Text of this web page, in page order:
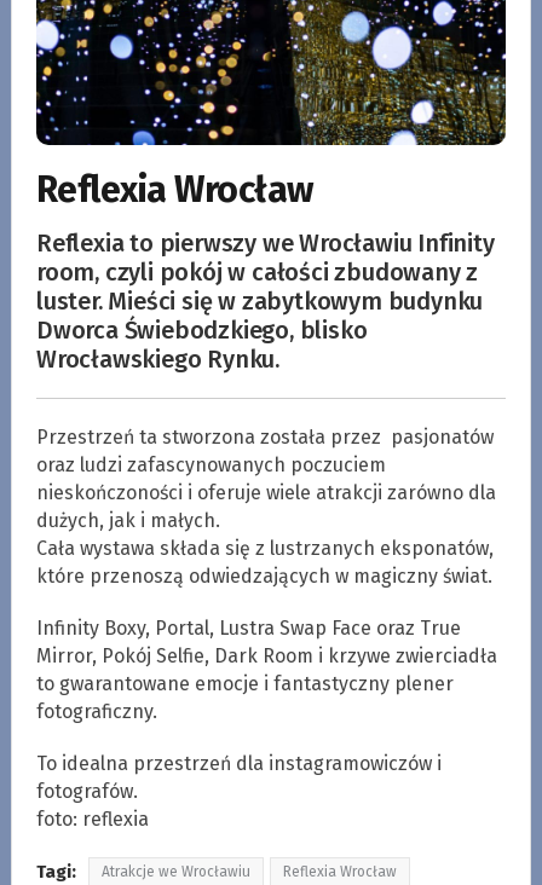
Reflexia Wrocław
Reflexia to pierwszy we Wrocławiu Infinity
room, czyli pokój w całości zbudowany z
luster. Mieści się w zabytkowym budynku
Dworca Świebodzkiego, blisko
Wrocławskiego Rynku.
Przestrzeń ta stworzona została przez pasjonatów
oraz ludzi zafascynowanych poczuciem
nieskończoności i oferuje wiele atrakcji zarówno dla
dużych, jak i małych.
Cała wystawa składa się z lustrzanych eksponatów,
które przenoszą odwiedzających w magiczny świat.
Infinity Boxy, Portal, Lustra Swap Face oraz True
Mirror, Pokój Selfie, Dark Room i krzywe zwierciadła
to gwarantowane emocje i fantastyczny plener
fotograficzny.
To idealna przestrzeń dla instagramowiczów i
fotografów.
foto: reflexia
Tagi: Atrakcje we Wrocławiu Reflexia Wrocław